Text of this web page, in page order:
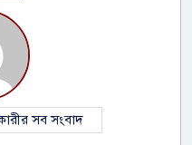
সব সংবাদ